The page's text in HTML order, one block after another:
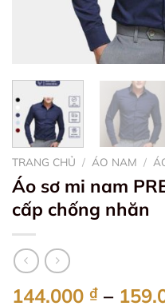
TRANG CHỦ / ÁO NAM /
Áo sơ mi nam PRESENT vải lụa cao
cấp chống nhăn
144.000 ₫ –